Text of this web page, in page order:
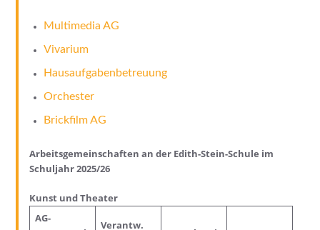
Multimedia AG
Vivarium
Hausaufgabenbetreuung
Orchester
Brickfilm AG
Arbeitsgemeinschaften an der Edith-Stein-Schule im
Schuljahr 2025/26
Kunst und Theater
AG-
Verantw.